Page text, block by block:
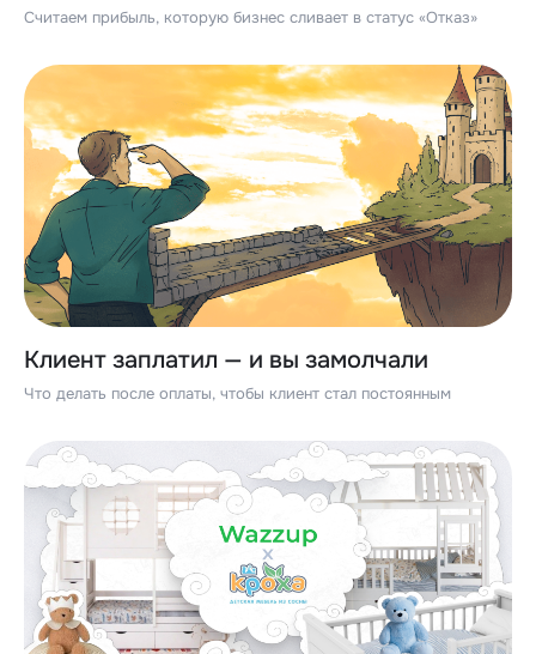
Считаем прибыль, которую бизнес сливает в статус «Отказ»
Клиент заплатил — и вы замолчали
Что делать после оплаты, чтобы клиент стал постоянным